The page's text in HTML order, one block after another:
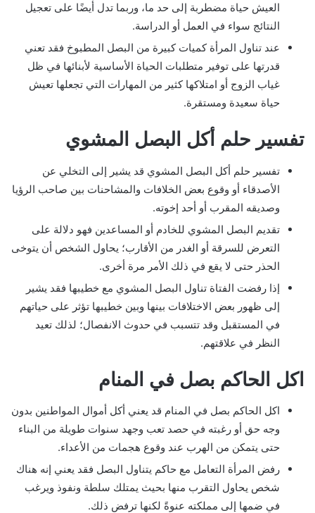
العيش حياة مضطربة إلى حد ما، وربما تدل أيضًا على تعجيل
النتائج سواء في العمل أو الدراسة.
عند تناول المرأة كميات كبيرة من البصل المطبوخ فقد تعني
قدرتها على توفير متطلبات الحياة الأساسية لأبنائها في ظل
غياب الزوج أو امتلاكها كثير من المهارات التي تجعلها تعيش
حياة سعيدة ومستقرة.
تفسير حلم أكل البصل المشوي
تفسير حلم أكل البصل المشوي قد يشير إلى التخلي عن
الأصدقاء أو وقوع بعض الخلافات والمشاحنات بين صاحب الرؤيا
وصديقه المقرب أو أحد إخوته.
تقديم البصل المشوي للخادم أو المساعدين فهو دلالة على
التعرض للسرقة أو الغدر من الأقارب؛ يحاول الشخص أن يتوخى
الحذر حتى لا يقع في ذلك الأمر مرة أخرى.
إذا رفضت الفتاة تناول البصل المشوي مع خطيبها فقد يشير
إلى ظهور بعض الاختلافات بينها وبين خطيبها تؤثر على حياتهم
في المستقبل وقد تتسبب في حدوث الانفصال؛ لذلك تعيد
النظر في علاقتهم.
اكل الحاكم بصل في المنام
اكل الحاكم بصل في المنام قد يعني أكل أموال المواطنين بدون
وجه حق أو رغبته في حصد تعب وجهد سنوات طويلة من البناء
حتى يتمكن من الهرب عند وقوع هجمات من الأعداء.
رفض المرأة التعامل مع حاكم يتناول البصل فقد يعني إنه هناك
شخص يحاول التقرب منها بحيث يمتلك سلطة ونفوذ ويرغب
في ضمها إلى مملكته عنوةً لكنها ترفض ذلك.